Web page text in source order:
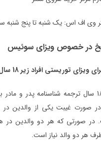
اف اس: یک شنبه تا پنج شنبه ساعت 9
در خصوص ویزای سوئیس
برای افراد زیر 18 سال ترجمه شناسنامه
صورت غیبت یکی از والدین در
در صورتی که هر دو والدین در
هر دو والد نیاز است.